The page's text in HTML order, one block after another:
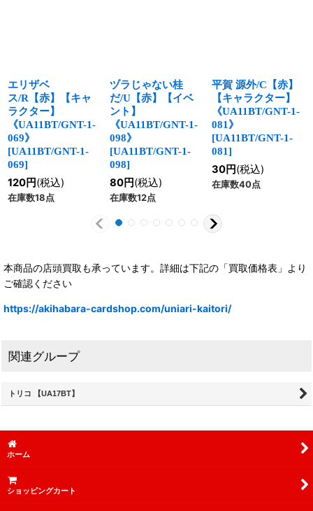
エリザベ
ス/R【赤】【キャ
ラクター】
《UA11BT/GNT-1-
069》
[UA11BT/GNT-1-
069]
120円(税込)
在庫数18点
ヅラじゃない桂
だ/U【赤】【イベ
ント】
《UA11BT/GNT-1-
098》
[UA11BT/GNT-1-
098]
80円(税込)
在庫数12点
平賀 源外/C【赤】
【キャラクター】
《UA11BT/GNT-1-
081》
[UA11BT/GNT-1-
081]
30円(税込)
在庫数40点
本商品の店頭買取も承っています。詳細は下記の「買取価格表」より
ご確認ください
https://akihabara-cardshop.com/uniari-kaitori/
関連グループ
トリコ 【UA17BT】
ホーム
ショッピングカート